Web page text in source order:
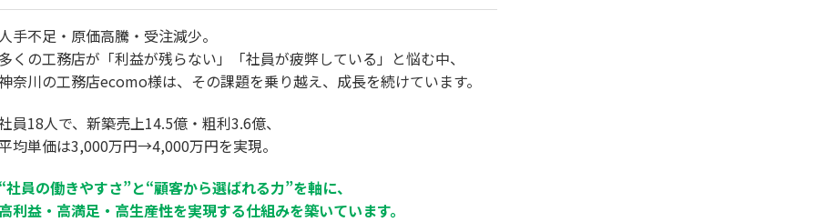
手不足・原価高騰・受注減少。
くの工務店が「利益が残らない」「社員が疲弊している」と悩む中、
奈川の工務店ecomo様は、その課題を乗り越え、成長を続けています。
員18人で、新築売上14.5億・粗利3.6億、
均単価は3,000万円→4,000万円を実現。
社員の働きやすさ”と“顧客から選ばれる力”を軸に、
利益・高満足・高生産性を実現する仕組みを築いています。